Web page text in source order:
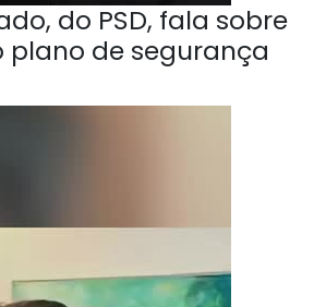
do PSD, fala sobre
plano de segurança